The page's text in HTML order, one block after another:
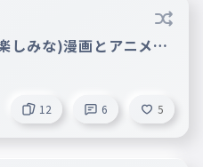
しみな)漫画とアニメ！
12 6 5